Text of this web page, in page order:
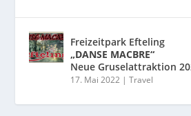
Freizeitpark Efteling
„DANSE MACBRE“
Neue Gruselattraktion
17. Mai 2022 |Travel